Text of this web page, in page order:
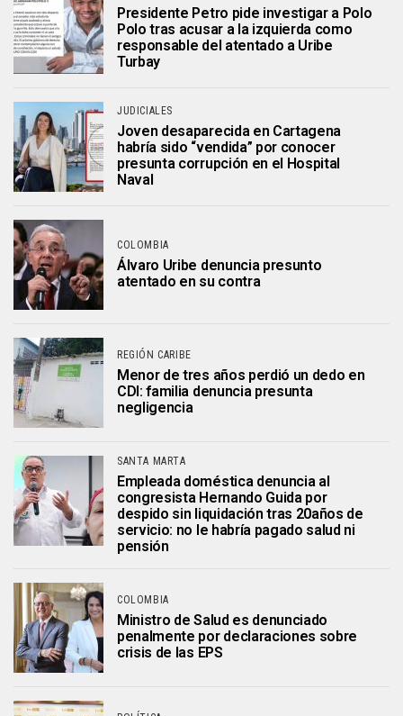
Presidente Petro pide investigar a Polo
Polo tras acusar a la izquierda como
responsable del atentado a Uribe
Turbay
JUDICIALES
Joven desaparecida en Cartagena
habría sido “vendida” por conocer
presunta corrupción en el Hospital
Naval
COLOMBIA
Álvaro Uribe denuncia presunto
atentado en su contra
REGIÓN CARIBE
Menor de tres años perdió un dedo en
CDI: familia denuncia presunta
negligencia
SANTA MARTA
Empleada doméstica denuncia al
congresista Hernando Guida por
despido sin liquidación tras 20años de
servicio: no le habría pagado salud ni
pensión
COLOMBIA
Ministro de Salud es denunciado
penalmente por declaraciones sobre
crisis de las EPS